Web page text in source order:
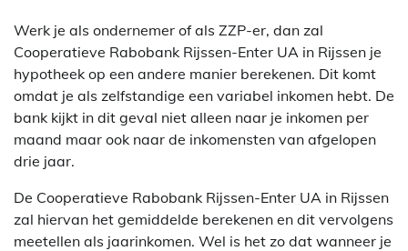
Werk je als ondernemer of als ZZP-er, dan zal
Cooperatieve Rabobank Rijssen-Enter UA in Rijssen je
hypotheek op een andere manier berekenen. Dit komt
omdat je als zelfstandige een variabel inkomen hebt. De
bank kijkt in dit geval niet alleen naar je inkomen per
maand maar ook naar de inkomensten van afgelopen
drie jaar.
De Cooperatieve Rabobank Rijssen-Enter UA in Rijssen
zal hiervan het gemiddelde berekenen en dit vervolgens
meetellen als jaarinkomen. Wel is het zo dat wanneer je